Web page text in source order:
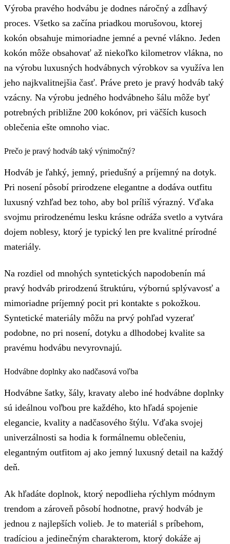
Výroba pravého hodvábu je dodnes náročný a zdĺhavý
proces. Všetko sa začína priadkou morušovou, ktorej
kokón obsahuje mimoriadne jemné a pevné vlákno. Jeden
kokón môže obsahovať až niekoľko kilometrov vlákna, no
na výrobu luxusných hodvábnych výrobkov sa využíva len
jeho najkvalitnejšia časť. Práve preto je pravý hodváb taký
vzácny. Na výrobu jedného hodvábneho šálu môže byť
potrebných približne 200 kokónov, pri väčších kusoch
oblečenia ešte omnoho viac.
Prečo je pravý hodváb taký výnimočný?
Hodváb je ľahký, jemný, priedušný a príjemný na dotyk.
Pri nosení pôsobí prirodzene elegantne a dodáva outfitu
luxusný vzhľad bez toho, aby bol príliš výrazný. Vďaka
svojmu prirodzenému lesku krásne odráža svetlo a vytvára
dojem noblesy, ktorý je typický len pre kvalitné prírodné
materiály.
Na rozdiel od mnohých syntetických napodobenín má
pravý hodváb prirodzenú štruktúru, výbornú splývavosť a
mimoriadne príjemný pocit pri kontakte s pokožkou.
Syntetické materiály môžu na prvý pohľad vyzerať
podobne, no pri nosení, dotyku a dlhodobej kvalite sa
pravému hodvábu nevyrovnajú.
Hodvábne doplnky ako nadčasová voľba
Hodvábne šatky, šály, kravaty alebo iné hodvábne doplnky
sú ideálnou voľbou pre každého, kto hľadá spojenie
elegancie, kvality a nadčasového štýlu. Vďaka svojej
univerzálnosti sa hodia k formálnemu oblečeniu,
elegantným outfitom aj ako jemný luxusný detail na každý
deň.
Ak hľadáte doplnok, ktorý nepodlieha rýchlym módnym
trendom a zároveň pôsobí hodnotne, pravý hodváb je
jednou z najlepších volieb. Je to materiál s príbehom,
tradíciou a jedinečným charakterom, ktorý dokáže aj